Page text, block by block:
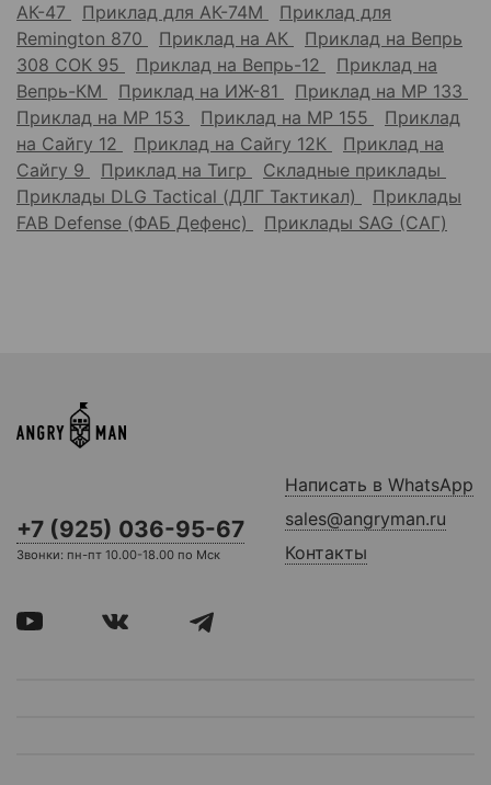
АК-47
Приклад для АК-74М
Приклад для
Remington 870
Приклад на АК
Приклад на Вепрь
308 СОК 95
Приклад на Вепрь-12
Приклад на
Вепрь-КМ
Приклад на ИЖ-81
Приклад на МР 133
Приклад на МР 153
Приклад на МР 155
Приклад
на Сайгу 12
Приклад на Сайгу 12К
Приклад на
Сайгу 9
Приклад на Тигр
Складные приклады
Приклады DLG Tactical (ДЛГ Тактикал)
Приклады
FAB Defense (ФАБ Дефенс)
Приклады SAG (САГ)
+7 (925) 036-95-67
Звонки: пн-пт 10.00-18.00 по Мск
Написать в WhatsApp
sales@angryman.ru
Контакты